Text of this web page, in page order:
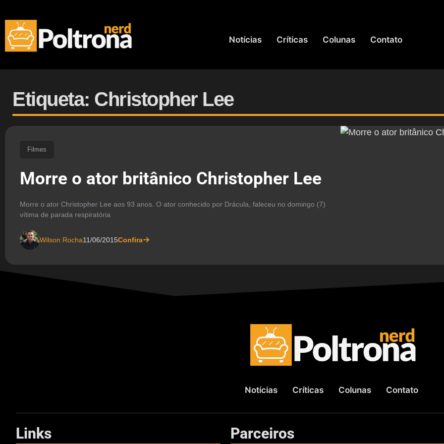
Notícias Críticas Colunas Contato
Etiqueta: Christopher Lee
Filmes
Morre o ator britânico Christopher Lee
Morre o ator Christopher Lee aos 93 anos. O ator conhecido por Drácula, faleceu no domingo (7)
vítima de parada respiratória
Wilson Rocha11/06/2015Confira
Notícias Críticas Colunas Contato
Links Parceiros